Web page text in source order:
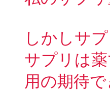
しかしサ
サプリは
用の期待